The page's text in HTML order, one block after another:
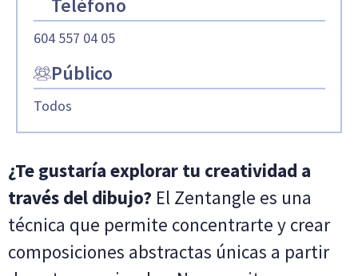
604 557 04 05
Público
Todos
¿Te gustaría explorar tu creatividad a
través del dibujo? El Zentangle es una
técnica que permite concentrarte y crear
composiciones abstractas únicas a partir